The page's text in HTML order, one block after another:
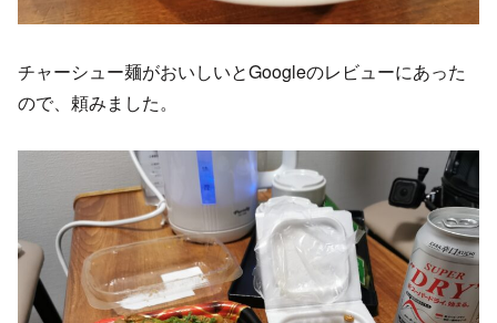
チャーシュー麺がおいしいとGoogleのレビューにあった
ので、頼みました。